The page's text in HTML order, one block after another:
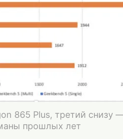
865 Plus, третий снизу
прошлых лет